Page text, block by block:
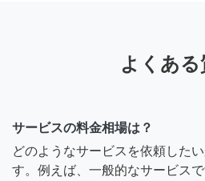
よくある
サービスの料金相場は？
どのようなサービスを依頼した
す。例えば、一般的なサービス